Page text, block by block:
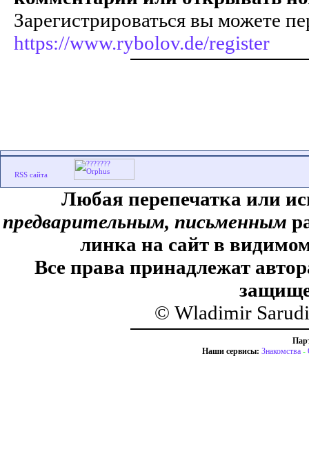
Зарегистрироваться вы можете
https://www.rybolov.de/register
Любая перепечатка или
предварительным, письменным
линка на сайт в
Все права принадлежат
© Wladimir
Наши сервисы: Знакомства -